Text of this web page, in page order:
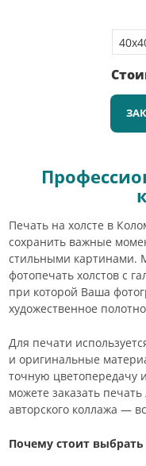
Печать на холсте в
сохранить важные
стильными картинами.
фотопечать холстов с
при которой Ваша
художественное
Для печати
и оригинальные
точную цветопередачу
можете заказать
авторского коллажа —
Почему стоит выбрать